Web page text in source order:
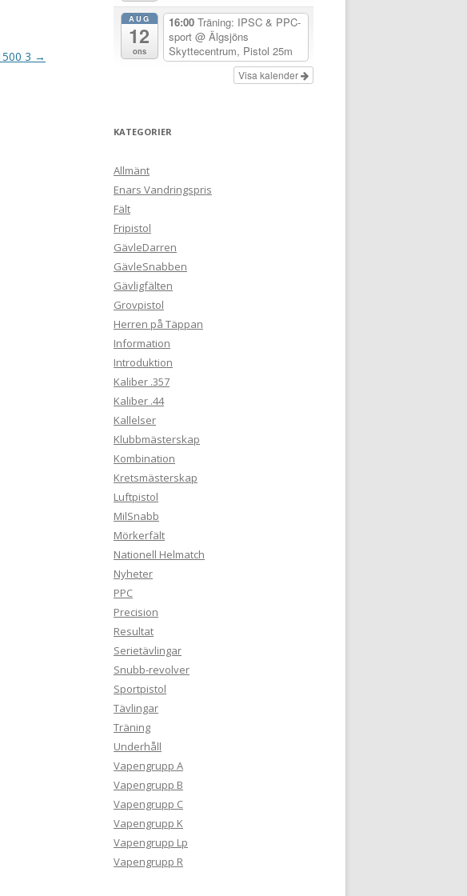
3 →
AUG
12
ons
16:00 Träning: IPSC & PPC-
sport @ Älgsjöns
Skyttecentrum, Pistol 25m
Visa kalender
KATEGORIER
Allmänt
Enars Vandringspris
Fält
Fripistol
GävleDarren
GävleSnabben
Gävligfälten
Grovpistol
Herren på Täppan
Information
Introduktion
Kaliber .357
Kaliber .44
Kallelser
Klubbmästerskap
Kombination
Kretsmästerskap
Luftpistol
MilSnabb
Mörkerfält
Nationell Helmatch
Nyheter
PPC
Precision
Resultat
Serietävlingar
Snubb-revolver
Sportpistol
Tävlingar
Träning
Underhåll
Vapengrupp A
Vapengrupp B
Vapengrupp C
Vapengrupp K
Vapengrupp Lp
Vapengrupp R